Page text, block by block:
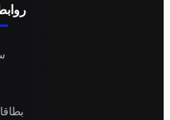
روابط
بطاقات